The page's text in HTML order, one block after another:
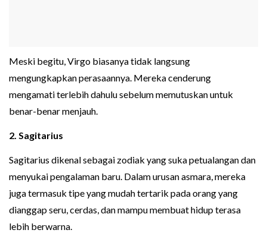
Meski begitu, Virgo biasanya tidak langsung
mengungkapkan perasaannya. Mereka cenderung
mengamati terlebih dahulu sebelum memutuskan untuk
benar-benar menjauh.
2. Sagitarius
Sagitarius dikenal sebagai zodiak yang suka petualangan dan
menyukai pengalaman baru. Dalam urusan asmara, mereka
juga termasuk tipe yang mudah tertarik pada orang yang
dianggap seru, cerdas, dan mampu membuat hidup terasa
lebih berwarna.